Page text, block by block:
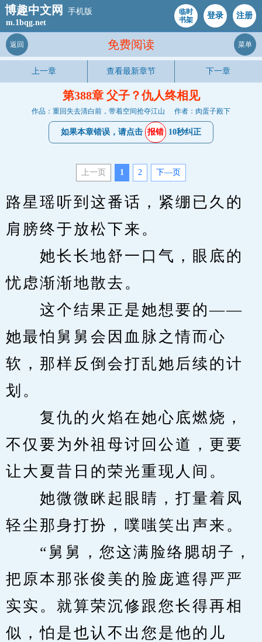
博趣中文网
手机版
m.1bqg.net
临时
书架
登录 注册
免费阅读
返回 菜单
上一章 查看最新章节 下一章
第388章 父子？仇人终相见
作品：重回失去清白前，带着空间抢夺江山 作者：肉蛋子殿下
如果本章错误，请点击 报错 10秒纠正
上一页 1 2 下—页
路星瑶听到这番话，紧绷已久的
肩膀终于放松下来。
她长长地舒一口气，眼底的
忧虑渐渐地散去。
这个结果正是她想要的——
她最怕舅舅会因血脉之情而心
软，那样反倒会打乱她后续的计
划。
复仇的火焰在她心底燃烧，
不仅要为外祖母讨回公道，更要
让大夏昔日的荣光重现人间。
她微微眯起眼睛，打量着凤
轻尘那身打扮，噗嗤笑出声来。
“舅舅，您这满脸络腮胡子，
把原本那张俊美的脸庞遮得严严
实实。就算荣沉修跟您长得再相
似，怕是也认不出您是他的儿